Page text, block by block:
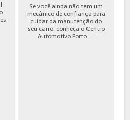
Se você ainda não tem um
mecânico de confiança para
cuidar da manutenção do
seu carro, conheça o Centro
Automotivo Porto. ...